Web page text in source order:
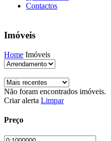
Contactos
Imóveis
Home Imóveis
Não foram encontrados imóveis.
Criar alerta Limpar
Preço